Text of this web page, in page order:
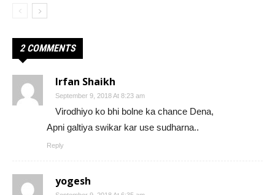
2 COMMENTS
Irfan Shaikh
September 9, 2018 At 8:23 am
Virodhiyo ko bhi bolne ka chance Dena,
Apni galtiya swikar kar use sudharna..
Reply
yogesh